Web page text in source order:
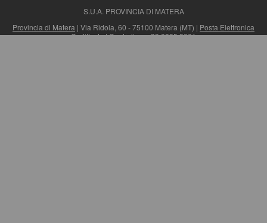
S.U.A. PROVINCIA DI MATERA
Provincia di Matera | Via Ridola, 60 - 75100 Matera (MT) | Posta Elettronica
Certificata| Centralino: +39 0835 3061